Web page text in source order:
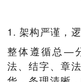
1. 架构严谨，
整体遵循总—
法、结字、章